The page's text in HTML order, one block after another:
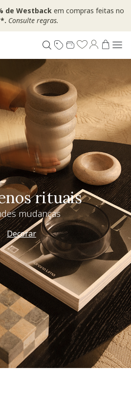
de Westback em compras feitas no
Consulte regras.
rituais
mudanças
Decorar